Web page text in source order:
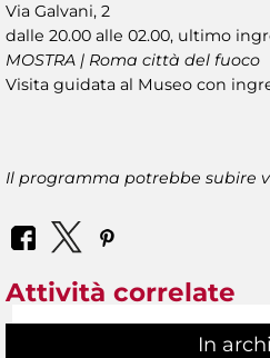
Via Galvani, 2
dalle 20.00 alle 02.00, ultimo
MOSTRA | Roma città del fuoco
Visita guidata al Museo con
Il programma potrebbe subire
Attività correlate
In